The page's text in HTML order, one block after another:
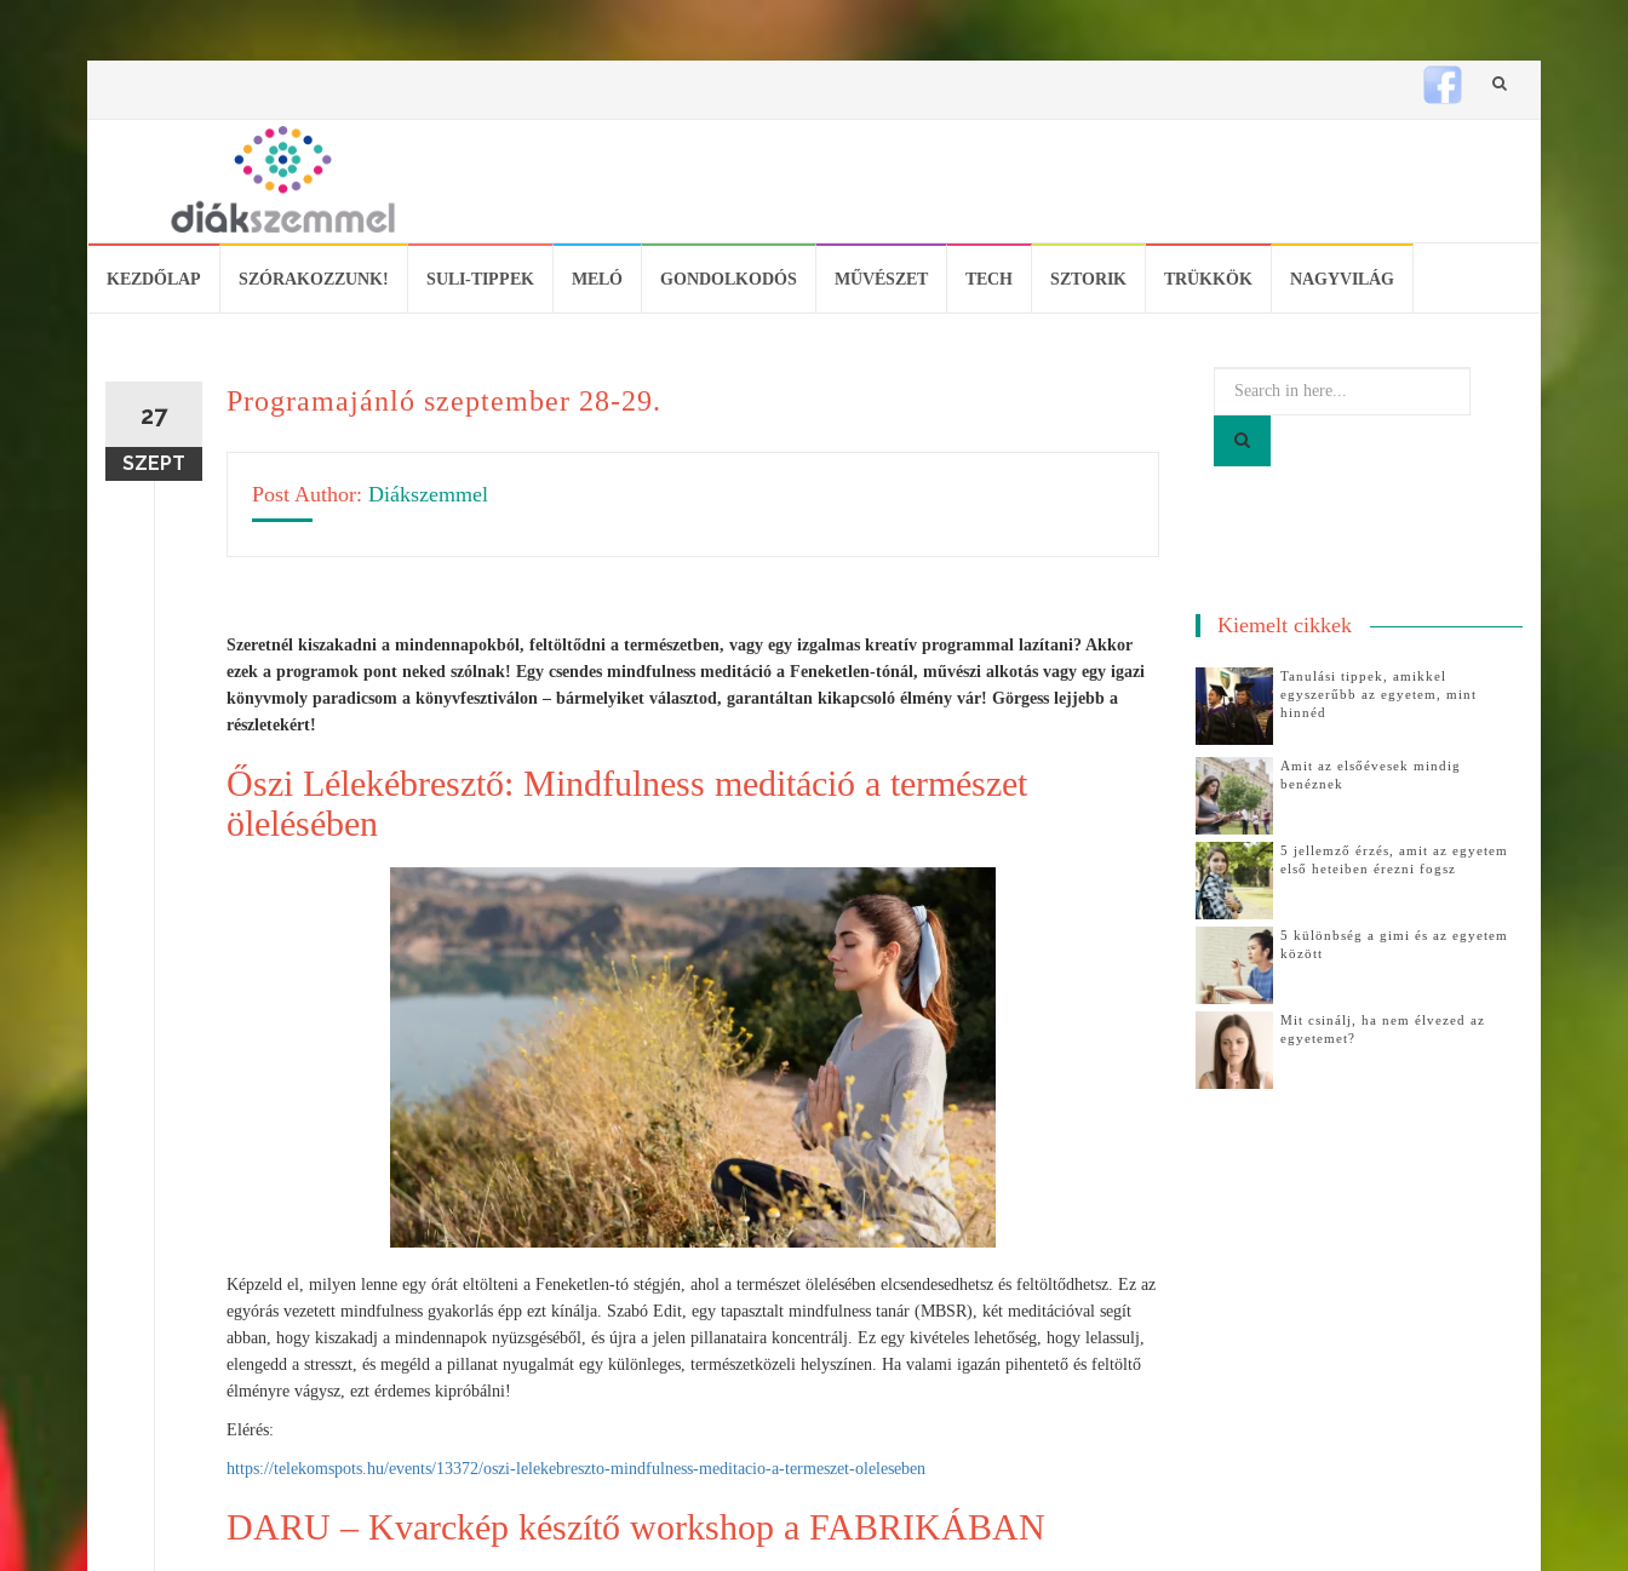
Skip
KEZDŐLAP SZÓRAKOZZUNK! SULI-TIPPEK MELÓ GONDOLKODÓS MŰVÉSZET TECH SZTORIK TRÜKKÖK NAGYVILÁG
27
SZEPT
Programajánló szeptember 28-29.
Post Author: Diákszemmel
Szeretnél kiszakadni a mindennapokból, feltöltődni a természetben, vagy egy izgalmas kreatív programmal lazítani? Akkor
ezek a programok pont neked szólnak! Egy csendes mindfulness meditáció a Feneketlen-tónál, művészi alkotás vagy egy igazi
könyvmoly paradicsom a könyvfesztiválon – bármelyiket választod, garantáltan kikapcsoló élmény vár! Görgess lejjebb a
részletekért!
Őszi Lélekébresztő: Mindfulness meditáció a természet
ölelésében
Képzeld el, milyen lenne egy órát eltölteni a Feneketlen-tó stégjén, ahol a természet ölelésében elcsendesedhetsz és feltöltődhetsz. Ez az
egyórás vezetett mindfulness gyakorlás épp ezt kínálja. Szabó Edit, egy tapasztalt mindfulness tanár (MBSR), két meditációval segít
abban, hogy kiszakadj a mindennapok nyüzsgéséből, és újra a jelen pillanataira koncentrálj. Ez egy kivételes lehetőség, hogy lelassulj,
elengedd a stresszt, és megéld a pillanat nyugalmát egy különleges, természetközeli helyszínen. Ha valami igazán pihentető és feltöltő
élményre vágysz, ezt érdemes kipróbálni!
Elérés:
https://telekomspots.hu/events/13372/oszi-lelekebreszto-mindfulness-meditacio-a-termeszet-oleleseben
DARU – Kvarckép készítő workshop a FABRIKÁBAN
Kiemelt cikkek
Tanulási tippek, amikkel
egyszerűbb az egyetem, mint
hinnéd
Amit az elsőévesek mindig
benéznek
5 jellemző érzés, amit az egyetem
első heteiben érezni fogsz
5 különbség a gimi és az egyetem
között
Mit csinálj, ha nem élvezed az
egyetemet?